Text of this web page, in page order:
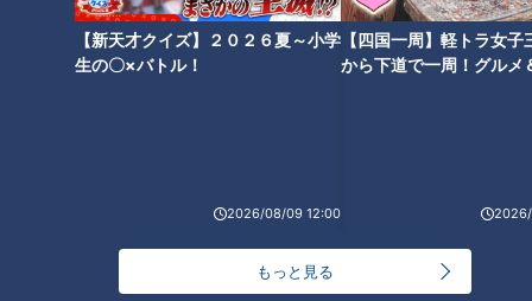
【新天才クイズ】２０２６夏～小学
生の〇×バトル！
2026/08/09 12:00
【四国一周】軽トラ女子
から下道で一周！グルメ
もっと見る
ア”北斗晶 恐るべき情報量に元
従業員のコストコ芸人呑まれる
「コストコ界の神みたい」
『牛肉の部位、年々増えてない
か問題』飛騨牛一頭買いの店で
聞いたら33種類出てきた
ツイート閲覧数1300万回 日本
一バズる農家オススメ！超簡単
レンチンで冷たい？電子レンジ
で温めても冷え冷えの「冷やし
中華」の秘密